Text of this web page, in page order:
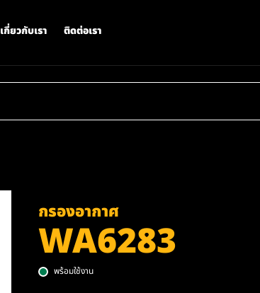
เกี่ยวกับเรา ติดต่อเรา
กรองอากาศ
WA6283
พร้อมใช้งาน